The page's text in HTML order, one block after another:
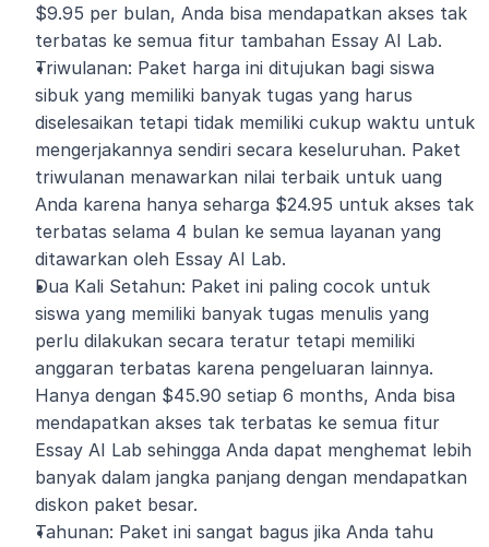
$9.95 per bulan, Anda bisa mendapatkan akses tak
terbatas ke semua fitur tambahan Essay AI Lab.
Triwulanan: Paket harga ini ditujukan bagi siswa
sibuk yang memiliki banyak tugas yang harus
diselesaikan tetapi tidak memiliki cukup waktu untuk
mengerjakannya sendiri secara keseluruhan. Paket
triwulanan menawarkan nilai terbaik untuk uang
Anda karena hanya seharga $24.95 untuk akses tak
terbatas selama 4 bulan ke semua layanan yang
ditawarkan oleh Essay AI Lab.
Dua Kali Setahun: Paket ini paling cocok untuk
siswa yang memiliki banyak tugas menulis yang
perlu dilakukan secara teratur tetapi memiliki
anggaran terbatas karena pengeluaran lainnya.
Hanya dengan $45.90 setiap 6 months, Anda bisa
mendapatkan akses tak terbatas ke semua fitur
Essay AI Lab sehingga Anda dapat menghemat lebih
banyak dalam jangka panjang dengan mendapatkan
diskon paket besar.
Tahunan: Paket ini sangat bagus jika Anda tahu